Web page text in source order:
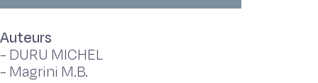
Auteurs
- DURU MICHEL
- Magrini M.B.